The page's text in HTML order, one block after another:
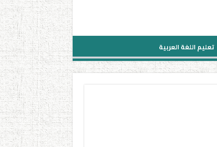
تعليم اللغة العربية